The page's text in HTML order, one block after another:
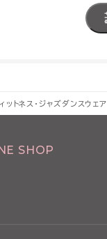
ットネス・ジャズダンスウェア
SHOP